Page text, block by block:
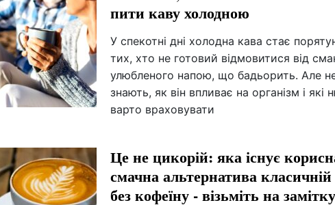
пити каву холодною
У спекотні дні холодна кава стає
тих, хто не готовий відмовитися від
улюбленого напою, що бадьорить. Але не
знають, як він впливає на організм і які
варто враховувати
Це не цикорій: яка існує
смачна альтернатива класичній
без кофеїну - візьміть на замітку